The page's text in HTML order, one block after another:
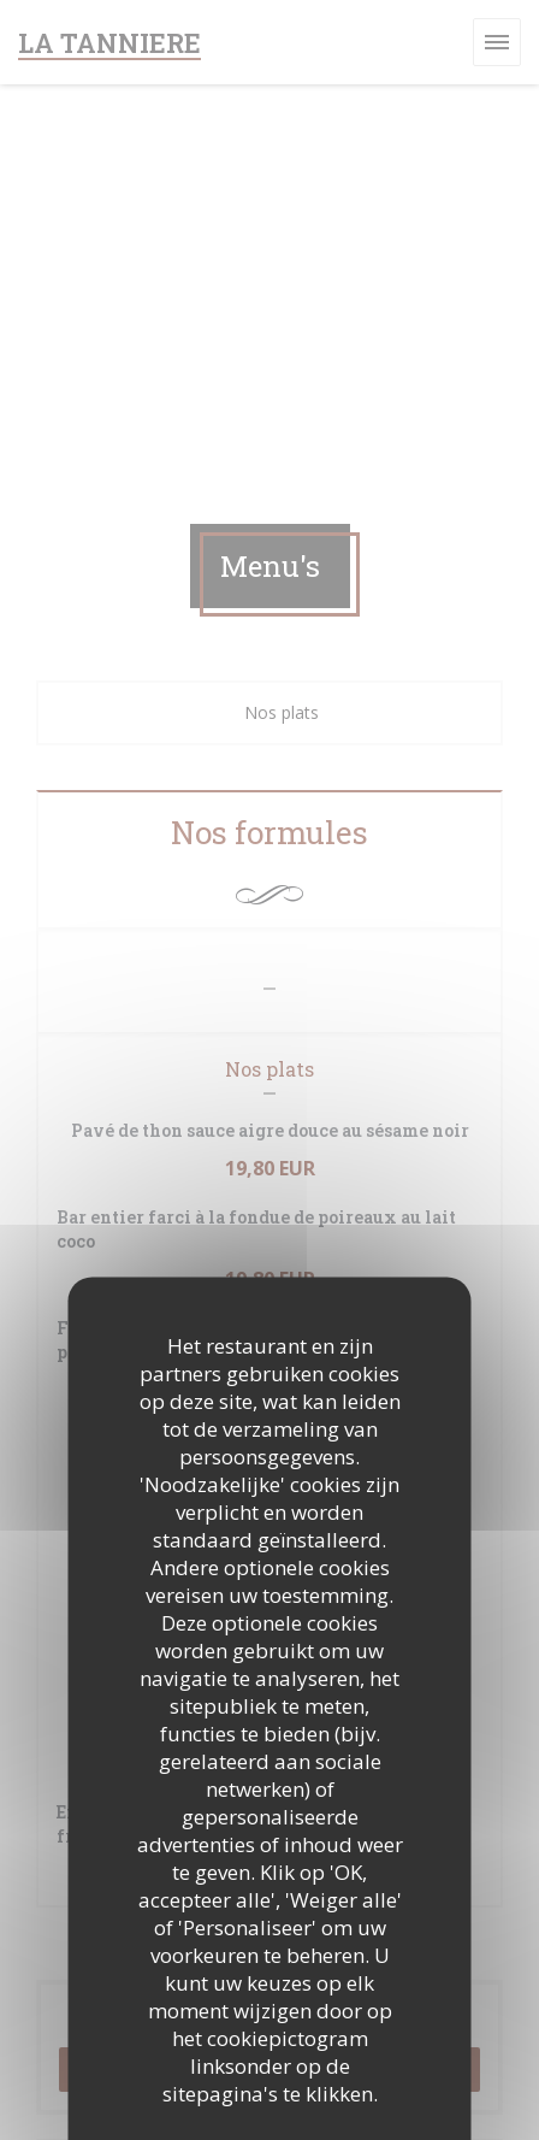
Het restaurant en zijn
partners gebruiken cookies
op deze site, wat kan leiden
tot de verzameling van
persoonsgegevens.
'Noodzakelijke' cookies zijn
verplicht en worden
standaard geïnstalleerd.
Andere optionele cookies
vereisen uw toestemming.
Deze optionele cookies
worden gebruikt om uw
navigatie te analyseren, het
sitepubliek te meten,
functies te bieden (bijv.
gerelateerd aan sociale
netwerken) of
gepersonaliseerde
advertenties of inhoud weer
te geven. Klik op 'OK,
accepteer alle', 'Weiger alle'
of 'Personaliseer' om uw
voorkeuren te beheren. U
kunt uw keuzes op elk
moment wijzigen door op
het cookiepictogram
linksonder op de
sitepagina's te klikken.
LA TANNIERE
Menu's
Nos plats
Nos formules
Nos plats
Pavé de thon sauce aigre douce au sésame noir
19,80 EUR
Bar entier farci à la fondue de poireaux au lait
coco
19,80 EUR
Filet de daurade Raoyale sur lit de fondue de
poireaux au lait coco
19,80 EUR
Magret de canard aux pèches
18,40 EUR
Souris d'agneau au thym
17,80 EUR
Filet de Boeuf aux morilles
29,00 EUR
+ 2€
Tête de veau sauce gribiche
17,80 EUR
Entrecôte grillée au beurre persillé et frites
fraîches
19,60 EUR
Reservering
RESERVEER EEN TAFEL